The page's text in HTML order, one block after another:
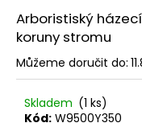
hvězdiček.
Arboristiský
koruny stromu
Můžeme doručit do:
Skladem (1 ks)
Kód: W9500Y350
o
r
u
č
u
e